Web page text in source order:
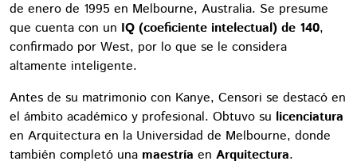
de enero de 1995 en Melbourne, Australia. Se presume
que cuenta con un IQ (coeficiente intelectual) de 140,
confirmado por West, por lo que se le considera
altamente inteligente.
Antes de su matrimonio con Kanye, Censori se destacó en
el ámbito académico y profesional. Obtuvo su licenciatura
en Arquitectura en la Universidad de Melbourne, donde
también completó una maestría en Arquitectura.